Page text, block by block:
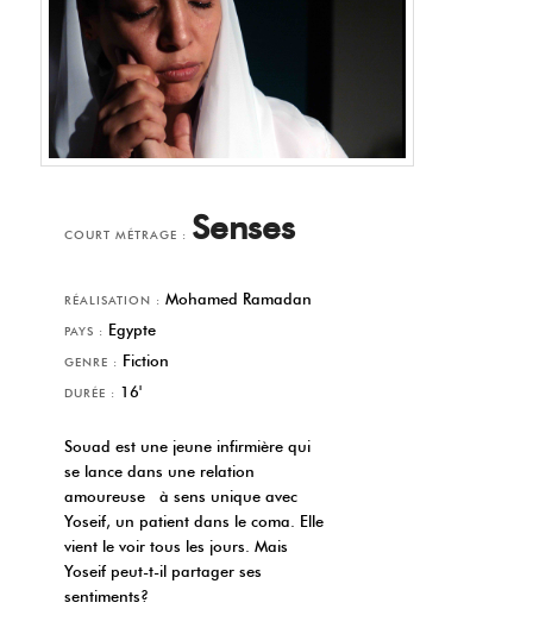
COURT MÉTRAGE : Senses
RÉALISATION : Mohamed Ramadan
PAYS : Egypte
GENRE : Fiction
DURÉE : 16'
Souad est une jeune infirmière qui
se lance dans une relation
amoureuse à sens unique avec
Yoseif, un patient dans le coma. Elle
vient le voir tous les jours. Mais
Yoseif peut-t-il partager ses
sentiments?